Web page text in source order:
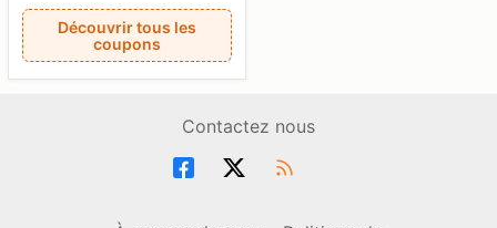
Découvrir tous les
coupons
Contactez nous